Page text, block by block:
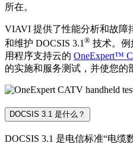
所在。
VIAVI 提供了性能分析和故障
和维护 DOCSIS 3.1 ® 技术。例
用程序支持云的 OneExpert™
的实施和服务测试，并使您的
DOCSIS 3.1 是什么？
DOCSIS 3.1 是电信标准“电缆